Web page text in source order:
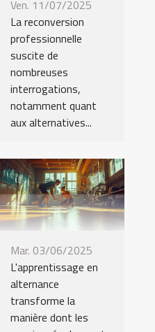
Ven. 11/07/2025
La reconversion
professionnelle
suscite de
nombreuses
interrogations,
notamment quant
aux alternatives...
Mar. 03/06/2025
L'apprentissage en
alternance
transforme la
manière dont les